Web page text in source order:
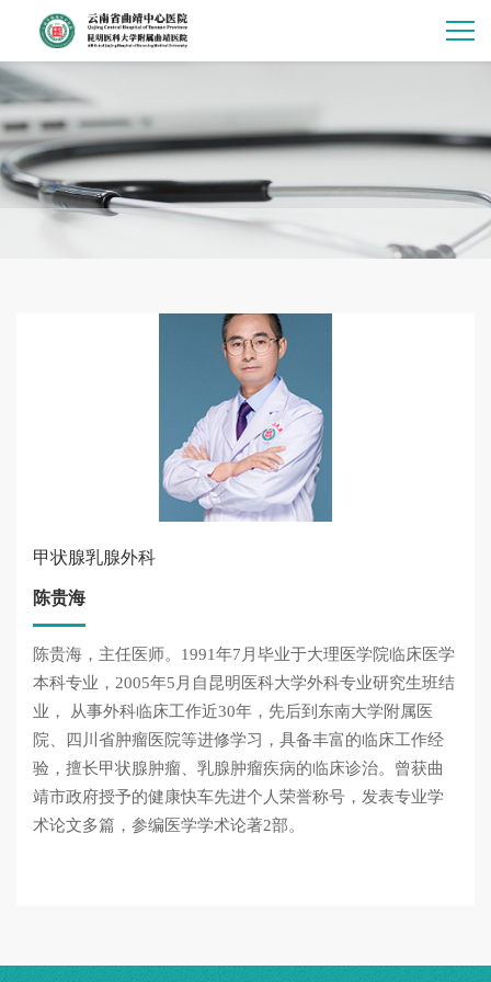
甲状腺乳腺外科
陈贵海
陈贵海，主任医师。1991年7月毕业于大理医学院临床医学
本科专业，2005年5月自昆明医科大学外科专业研究生班结
业， 从事外科临床工作近30年，先后到东南大学附属医
院、四川省肿瘤医院等进修学习，具备丰富的临床工作经
验，擅长甲状腺肿瘤、乳腺肿瘤疾病的临床诊治。曾获曲
靖市政府授予的健康快车先进个人荣誉称号，发表专业学
术论文多篇，参编医学学术论著2部。